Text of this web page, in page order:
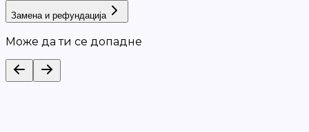
Замена и рефундација
Може да ти се допадне